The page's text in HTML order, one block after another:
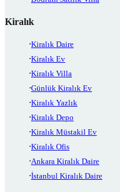
Kiralık
Kiralık Daire
Kiralık Ev
Kiralık Villa
Günlük Kiralık Ev
Kiralık Yazlık
Kiralık Depo
Kiralık Müstakil Ev
Kiralık Ofis
Ankara Kiralık Daire
İstanbul Kiralık Daire